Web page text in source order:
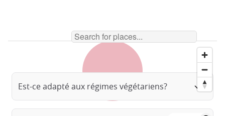
Est-ce adapté aux régimes végétariens?